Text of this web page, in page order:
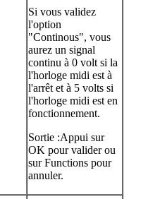
Si vous validez
l'option
"Continous", vous
aurez un signal
continu à 0 volt si la
l'horloge midi est à
l'arrêt et à 5 volts si
l'horloge midi est en
fonctionnement.
Sortie :Appui sur
OK pour valider ou
sur Functions pour
annuler.